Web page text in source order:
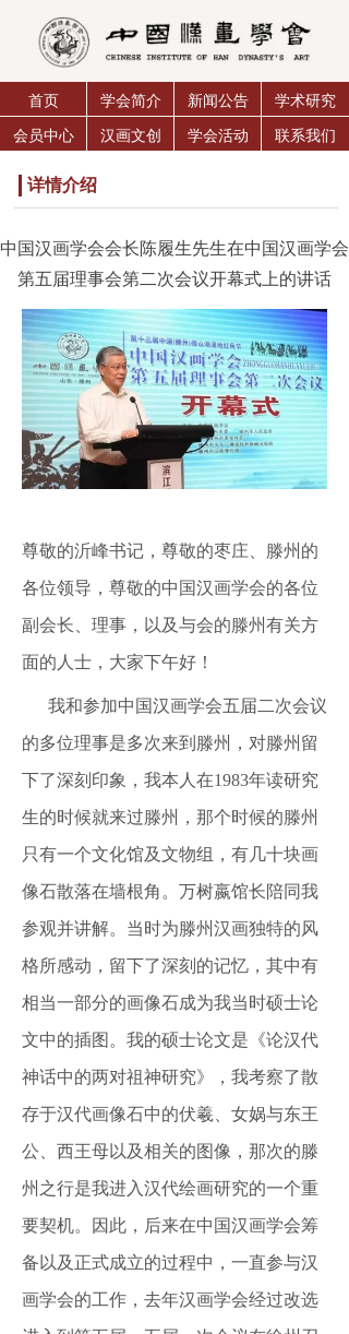
首页 学会简介 新闻公告
学术研究
会员中心
汉画文创 学会活动 联系我们
中国汉画学会会长陈履生先生在中国汉画学会
第五届理事会第二次会议开幕式上的讲话
详情介绍
尊敬的沂峰书记，尊敬的枣庄、滕州的
各位领导，尊敬的中国汉画学会的各位
副会长、理事，以及与会的滕州有关方
面的人士，大家下午好！
我和参加中国汉画学会五届二次会议
的多位理事是多次来到滕州，对滕州留
下了深刻印象，我本人在1983年读研究
生的时候就来过滕州，那个时候的滕州
只有一个文化馆及文物组，有几十块画
像石散落在墙根角。万树嬴馆长陪同我
参观并讲解。当时为滕州汉画独特的风
格所感动，留下了深刻的记忆，其中有
相当一部分的画像石成为我当时硕士论
文中的插图。我的硕士论文是《论汉代
神话中的两对祖神研究》，我考察了散
存于汉代画像石中的伏羲、女娲与东王
公、西王母以及相关的图像，那次的滕
州之行是我进入汉代绘画研究的一个重
要契机。因此，后来在中国汉画学会筹
备以及正式成立的过程中，一直参与汉
画学会的工作，去年汉画学会经过改选